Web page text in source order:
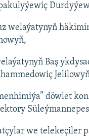
welaýatynyň
Baş
döwlet
we telekeçiler